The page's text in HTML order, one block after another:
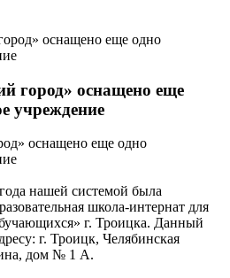
город» оснащено еще
учреждение
оснащено еще одно
нашей системой была
школа-интернат для
г. Троицка. Данный
г. Троицк, Челябинская
дом № 1 А.